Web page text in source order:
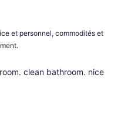
et personnel, commodités et
clean bathroom. nice